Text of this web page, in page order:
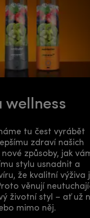
wellness
tu čest vyrábět
zdraví našich
způsoby, jak
stylu usnadnit a
že kvalitní výživa
věnují
životní styl – ať už
mimo něj.